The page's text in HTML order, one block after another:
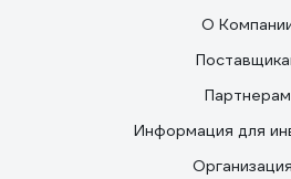
О
Партнерам
Информация для